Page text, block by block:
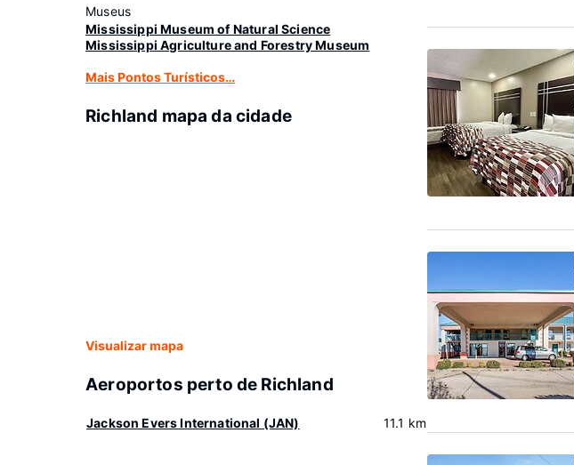
Museus
Mississippi Museum of Natural Science
Mississippi Agriculture and Forestry Museum
Mais Pontos Turísticos…
Richland mapa da cidade
Visualizar mapa
Aeroportos perto de Richland
Jackson Evers International (JAN) 11.1 km